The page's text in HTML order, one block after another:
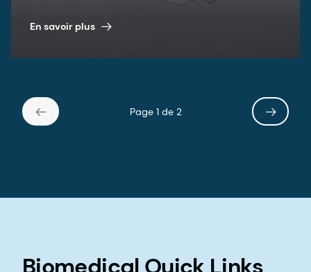
En savoir plus
Page 1 de 2